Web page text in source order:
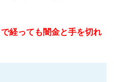
経っても闇金と手を切れ